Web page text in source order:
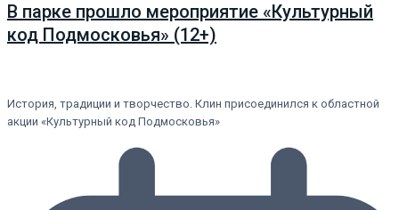
В парке прошло мероприятие «Культурный
код Подмосковья» (12+)
История, традиции и творчество. Клин присоединился к областной
акции «Культурный код Подмосковья»